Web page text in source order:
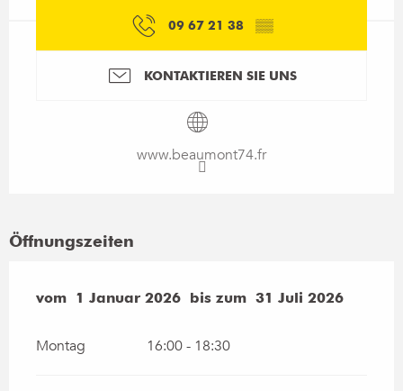
09 67 21 38 ▒▒
KONTAKTIEREN SIE UNS
www.beaumont74.fr
Öffnungszeiten
vom 1 Januar 2026 bis zum 31 Juli 2026
vom 1 Januar 2026 bis zum 31 Juli 2026
Montag 16:00 - 18:30